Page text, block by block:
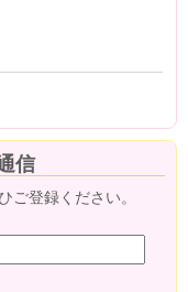
信
ご登録ください。